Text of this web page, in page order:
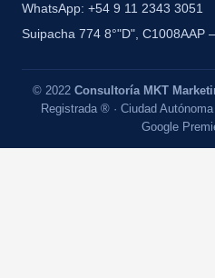
WhatsApp: +54 9 11 2343 3051
Suipacha 774 8°"D", C1008AAP
© 2022 Consultoría MKT
Registrada ® · Ciudad
Google